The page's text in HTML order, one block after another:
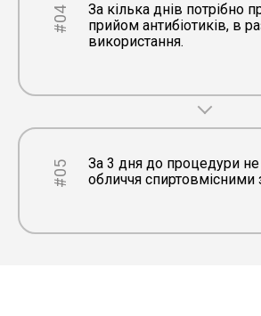
#04
За кілька днів потрібно
прийом антибіотиків, в
використання.
#05
За 3 дня до процедури не
обличчя спиртовмісними